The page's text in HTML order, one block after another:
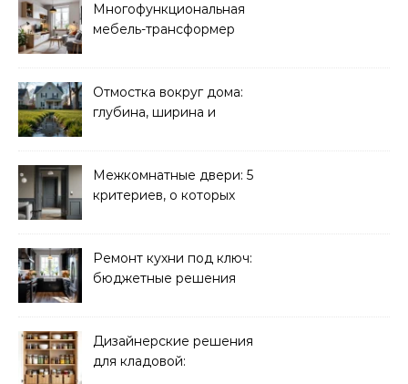
Многофункциональная
мебель-трансформер
Отмостка вокруг дома:
глубина, ширина и
Межкомнатные двери: 5
критериев, о которых
Ремонт кухни под ключ:
бюджетные решения
Дизайнерские решения
для кладовой: